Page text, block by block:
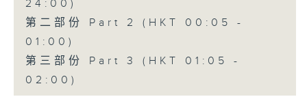
24:00)
第二部份 Part 2 (HKT 00:05 -
01:00)
第三部份 Part 3 (HKT 01:05 -
02:00)